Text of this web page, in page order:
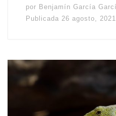
por Benjamín García
Publicada 26 agosto, 2021